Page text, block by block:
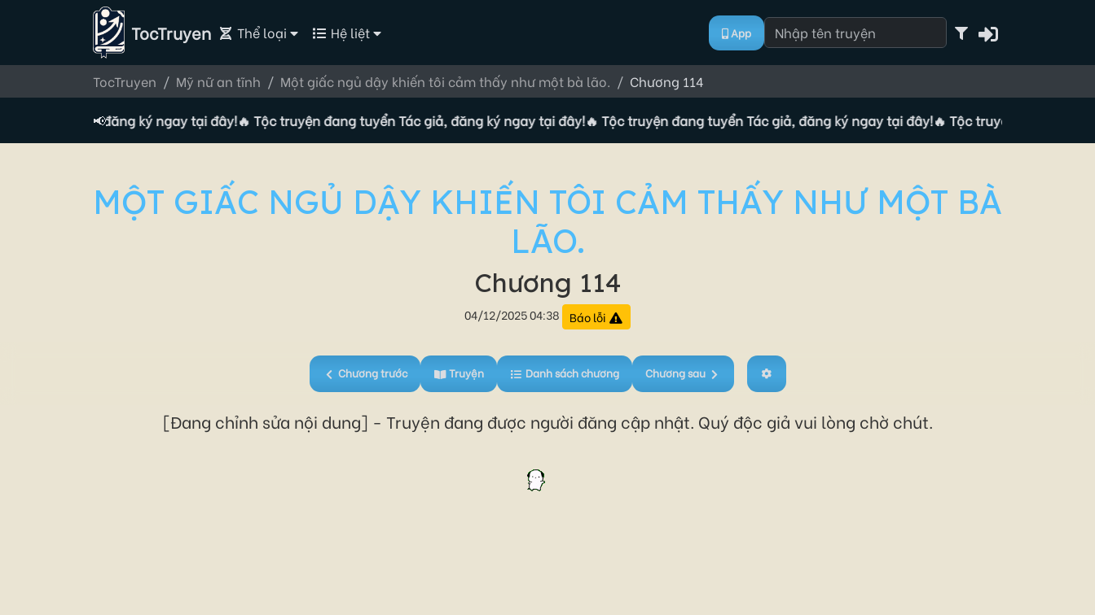
TocTruyen Thể loại Hệ liệt App
TocTruyen Mỹ nữ an tĩnh Một giấc ngủ dậy khiến tôi cảm thấy như một bà lão. Chương 114
📢
Tác giả, đăng ký ngay tại đây!🔥 Tộc truyện đang tuyển Tác giả, đăng ký ngay tại đây!🔥 Tộc truyện đang tuyển Tác giả, đăng ký ngay tại đây!🔥 Tộc truyện đang tuyển Tác
MỘT GIẤC NGỦ DẬY KHIẾN TÔI CẢM THẤY NHƯ MỘT BÀ
LÃO.
Chương 114
04/12/2025 04:38 Báo lỗi
Chương trước Truyện Danh sách chương Chương sau
[Đang chỉnh sửa nội dung] - Truyện đang được người đăng cập nhật. Quý độc giả vui lòng chờ chút.